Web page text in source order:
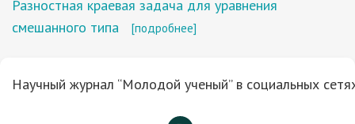
Разностная краевая задача для уравнения
смешанного типа
[подробнее]
Научный журнал “Молодой ученый” в социальных